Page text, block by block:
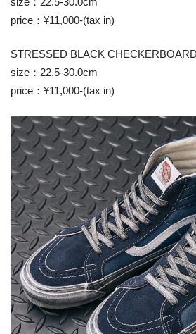
price：¥11,000-(tax in)
STRESSED BLACK CHECKERBOARD
size：22.5-30.0cm
price：¥11,000-(tax in)